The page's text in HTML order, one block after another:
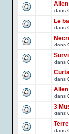
Alien
dans
Le
dans
dans
dans
dans
Alien
dans
3
dans
dans